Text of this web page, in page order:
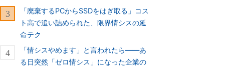
「廃棄するPCからSSDをはぎ取る」コス
ト高で追い詰められた、限界情シスの延
命テク
「情シスやめます」と言われたら――あ
る日突然「ゼロ情シス」になった企業の